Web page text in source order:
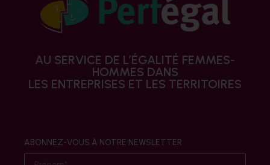
AU SERVICE DE L’ÉGALITÉ FEMMES-
HOMMES DANS
LES ENTREPRISES ET LES TERRITOIRES
ABONNEZ-VOUS À NOTRE NEWSLETTER